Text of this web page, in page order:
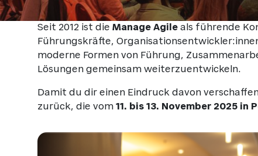
Seit 2012 ist die Manage Agile als führende
Führungskräfte,
moderne Formen von Führung,
Lösungen gemeinsam weiterzuentwickeln.
Damit du dir einen Eindruck davon
zurück, die vom 11. bis 13. November 2025 in